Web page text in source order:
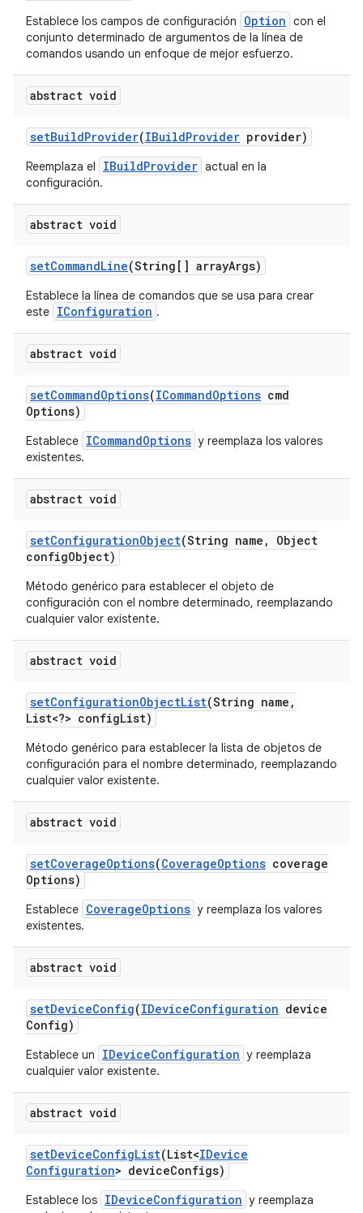
Establece los campos de configuración Option con el
conjunto determinado de argumentos de la línea de
comandos usando un enfoque de mejor esfuerzo.
abstract void
setBuildProvider(IBuildProvider provider)
Reemplaza el IBuildProvider actual en la
configuración.
abstract void
setCommandLine(String[] arrayArgs)
Establece la línea de comandos que se usa para crear
este IConfiguration .
abstract void
setCommandOptions(ICommandOptions cmd
Options)
Establece ICommandOptions y reemplaza los valores
existentes.
abstract void
setConfigurationObject(String name ,
Object
configObject)
Método genérico para establecer el objeto de
configuración con el nombre determinado, reemplazando
cualquier valor existente.
abstract void
setConfigurationObjectList(String name ,
List<?> configList)
Método genérico para establecer la lista de objetos de
configuración para el nombre determinado, reemplazando
cualquier valor existente.
abstract void
setCoverageOptions(CoverageOptions coverage
Options)
Establece CoverageOptions y reemplaza los valores
existentes.
abstract void
setDeviceConfig(IDeviceConfiguration device
Config)
Establece un IDeviceConfiguration y reemplaza
cualquier valor existente.
abstract void
setDeviceConfigList(List<IDevice
Configuration> deviceConfigs)
Establece los IDeviceConfiguration y reemplaza